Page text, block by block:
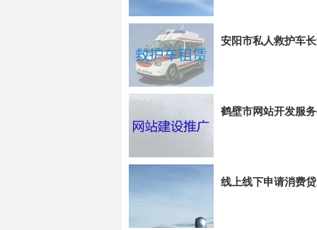
安阳市私人救护车
鹤壁市网站开发服
线上线下申请消费